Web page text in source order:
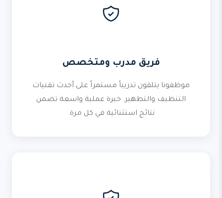
فريق مدرب ومتخصص
موظفونا يتلقون تدريباً مستمراً على أحدث تقنيات
التنظيف والتطهير. خبرة عملية واسعة تضمن
نتائج استثنائية في كل مرة.